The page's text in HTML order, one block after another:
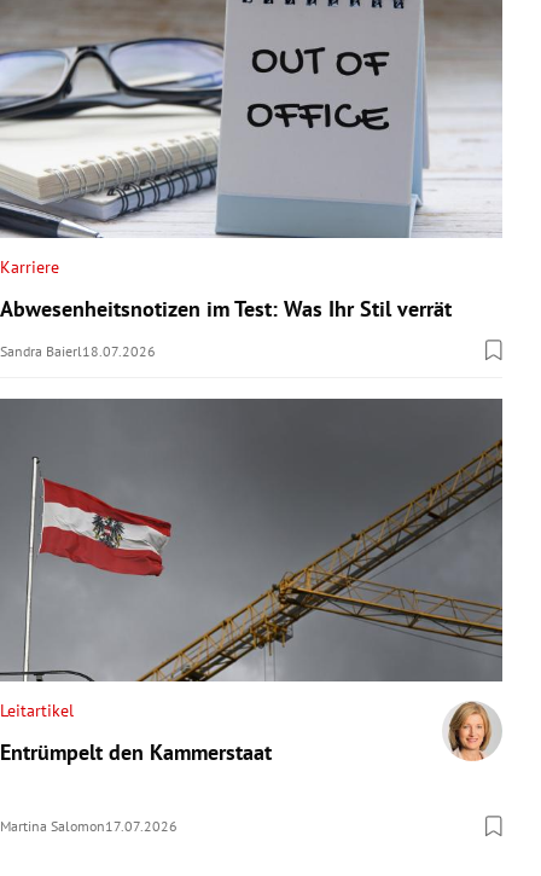
Karriere
Abwesenheitsnotizen im Test: Was Ihr Stil verrät
Sandra Baierl 18.07.2026
Leitartikel
Entrümpelt den Kammerstaat
Martina Salomon17.07.2026